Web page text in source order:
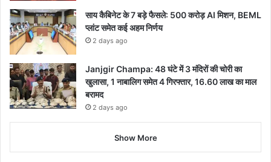
साय कैबिनेट के 7 बड़े फैसले: 500 करोड़ AI मिशन, BEML
प्लांट समेत कई अहम निर्णय
2 days ago
Janjgir Champa: 48 घंटे में 3 मंदिरों की चोरी का
खुलासा, 1 नाबालिग समेत 4 गिरफ्तार, 16.60 लाख का माल
बरामद
2 days ago
Show More